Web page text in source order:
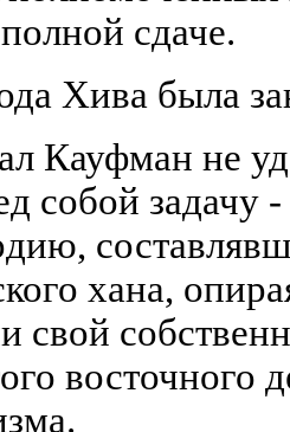
сдаче.
Хива была
Кауфман не
собой задачу
хана,
свой
восточного